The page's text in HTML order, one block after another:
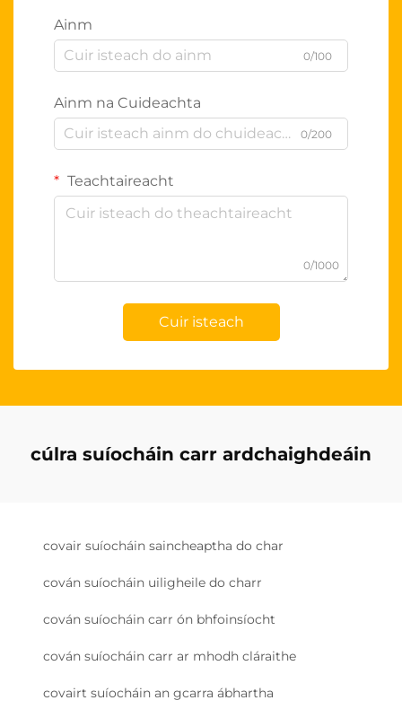
Ainm
0/100
Ainm na Cuideachta
0/200
Teachtaireacht
0/1000
Cuir isteach
cúlra suíocháin carr ardchaighdeáin
covair suíocháin saincheaptha do char
cován suíocháin uiligheile do charr
cován suíocháin carr ón bhfoinsíocht
cován suíocháin carr ar mhodh cláraithe
covairt suíocháin an gcarra ábhartha